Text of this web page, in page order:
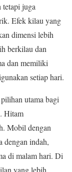
tetapi juga
Efek kilau yang
dimensi lebih
berkilau dan
dan memiliki
setiap hari.
utama bagi
Hitam
Mobil dengan
dengan indah,
di malam hari. Di
yang lebih